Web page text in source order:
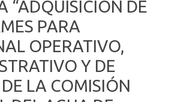
“ADQUISICIÓN DE
PARA
OPERATIVO,
Y DE
LA COMISIÓN